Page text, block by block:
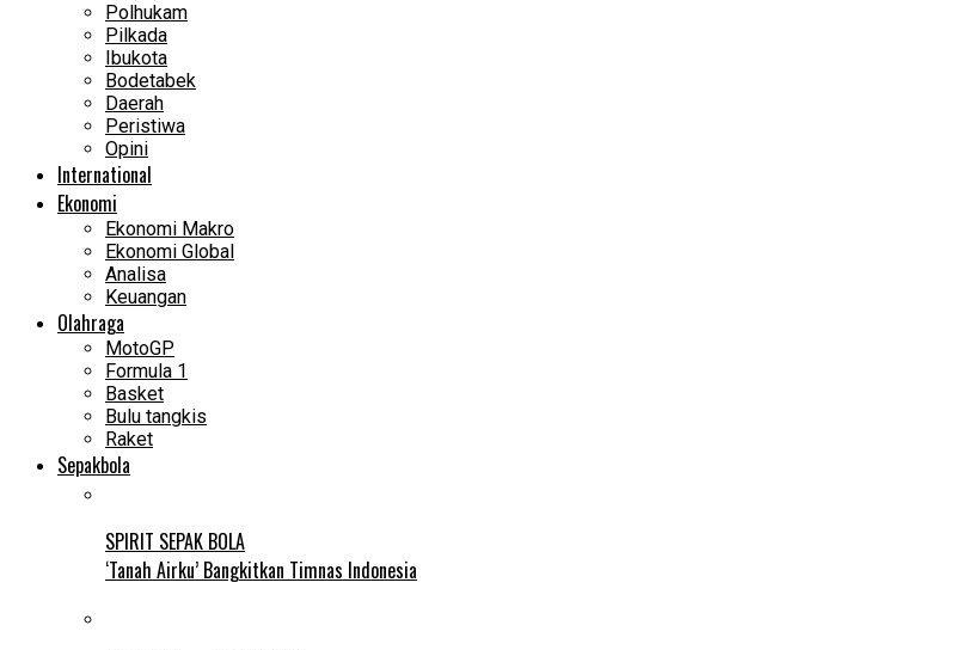
Polhukam
Pilkada
Ibukota
Bodetabek
Daerah
Peristiwa
Opini
International
Ekonomi
Ekonomi Makro
Ekonomi Global
Analisa
Keuangan
Olahraga
MotoGP
Formula 1
Basket
Bulu tangkis
Raket
Sepakbola
SPIRIT SEPAK BOLA
‘Tanah Airku’ Bangkitkan Timnas Indonesia